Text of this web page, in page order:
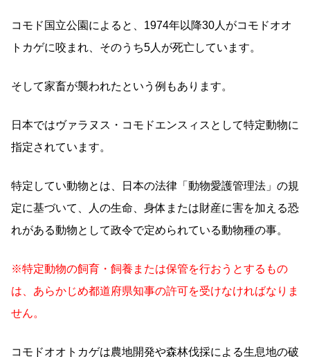
コモド国立公園によると、1974年以降30人がコモドオオ
トカゲに咬まれ、そのうち5人が死亡しています。
そして家畜が襲われたという例もあります。
日本ではヴァラヌス・コモドエンスィスとして特定動物に
指定されています。
特定してい動物とは、日本の法律「動物愛護管理法」の規
定に基づいて、人の生命、身体または財産に害を加える恐
れがある動物として政令で定められている動物種の事。
※特定動物の飼育・飼養または保管を行おうとするもの
は、あらかじめ都道府県知事の許可を受けなければなりま
せん。
コモドオオトカゲは農地開発や森林伐採による生息地の破